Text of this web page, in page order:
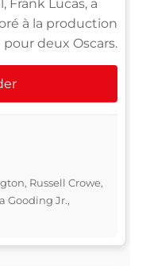
Frank Lucas, a
à la production
deux Oscars.
Russell Crowe,
Gooding Jr.,